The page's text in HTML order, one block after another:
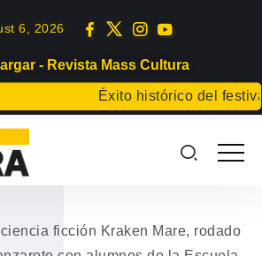
- Revista Mass Cultura
Éxito histórico del festival en
6, 2026
el cortometraje de
25 selecciones y 2
ficción Kraken Mare, rodado